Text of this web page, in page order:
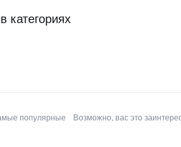
категориях
популярные Возможно, вас это